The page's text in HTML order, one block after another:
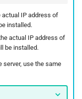
actual IP address of
installed.
actual IP address of
be installed.
server, use the same